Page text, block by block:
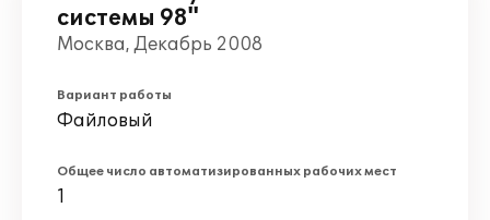
системы 98"
Москва, Декабрь 2008
Вариант работы
Файловый
Общее число автоматизированных рабочих мест
1